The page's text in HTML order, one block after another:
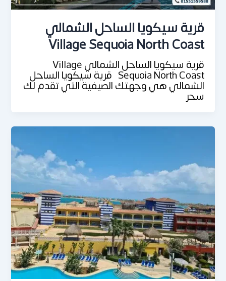
قرية سيكويا الساحل الشمالي
Village Sequoia North Coast
قرية سيكويا الساحل الشمالي Village
Sequoia North Coast قرية سيكويا الساحل
الشمالي هي وجهتك الصيفية التي تقدم لك
سحر